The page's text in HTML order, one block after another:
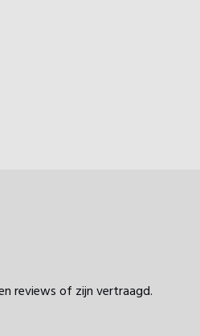
reviews of zijn vertraagd.